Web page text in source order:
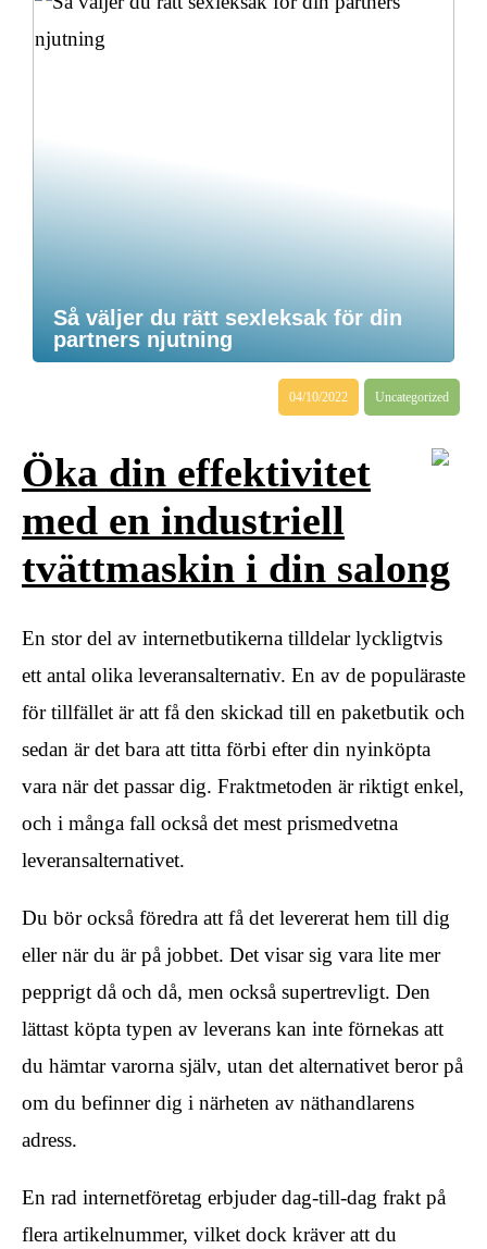
Så väljer du rätt sexleksak för din
partners njutning
04/10/2022 Uncategorized
Öka din effektivitet
med en industriell
tvättmaskin i din salong
En stor del av internetbutikerna tilldelar lyckligtvis
ett antal olika leveransalternativ. En av de populäraste
för tillfället är att få den skickad till en paketbutik och
sedan är det bara att titta förbi efter din nyinköpta
vara när det passar dig. Fraktmetoden är riktigt enkel,
och i många fall också det mest prismedvetna
leveransalternativet.
Du bör också föredra att få det levererat hem till dig
eller när du är på jobbet. Det visar sig vara lite mer
pepprigt då och då, men också supertrevligt. Den
lättast köpta typen av leverans kan inte förnekas att
du hämtar varorna själv, utan det alternativet beror på
om du befinner dig i närheten av näthandlarens
adress.
En rad internetföretag erbjuder dag-till-dag frakt på
flera artikelnummer, vilket dock kräver att du